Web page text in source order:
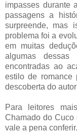
impasses durante
passagens a
surpreende, mas
problema foi a
em muitas
algumas dessas
encontradas ao
estilo de romance
descoberta do
Para leitores
Chamado do Cuco
vale a pena conferir.